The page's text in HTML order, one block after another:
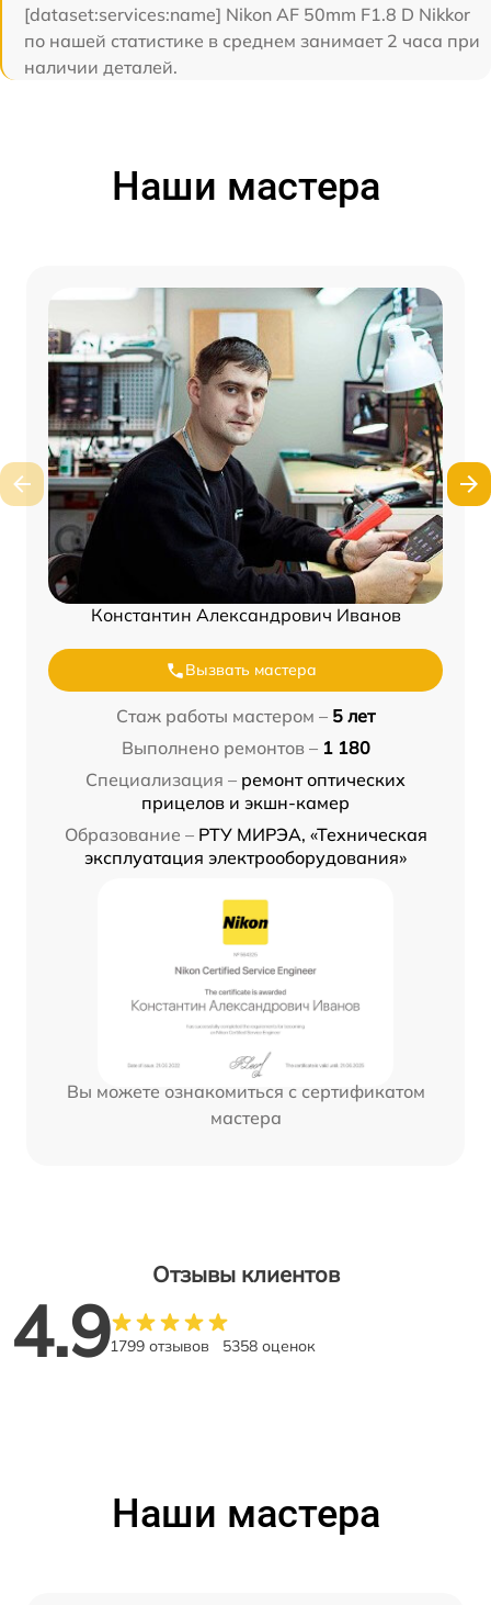
[dataset:services:name] Nikon AF 50mm F1.8 D Nikkor
по нашей статистике в среднем занимает 2 часа при
наличии деталей.
Наши мастера
Константин Александрович Иванов
Вызвать мастера
Стаж работы мастером – 5 лет
Выполнено ремонтов – 1 180
Специализация – ремонт оптических
прицелов и экшн-камер
Образование – РТУ МИРЭА, «Техническая
эксплуатация электрооборудования»
Вы можете ознакомиться с сертификатом
мастера
Отзывы клиентов
4.91799 отзывов 5358 оценок
Наши мастера